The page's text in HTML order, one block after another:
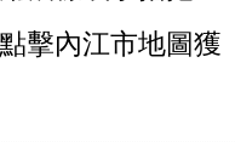
擊內江市地圖獲